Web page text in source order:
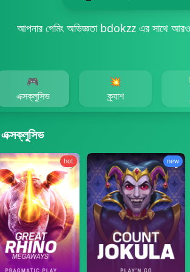
আপনার গেমিং অভিজ্ঞতা bdokzz এর সাথে
🎮
এক্সক্লুসিভ
💥
ক্র্যাশ
এক্সক্লুসিভ
hot new